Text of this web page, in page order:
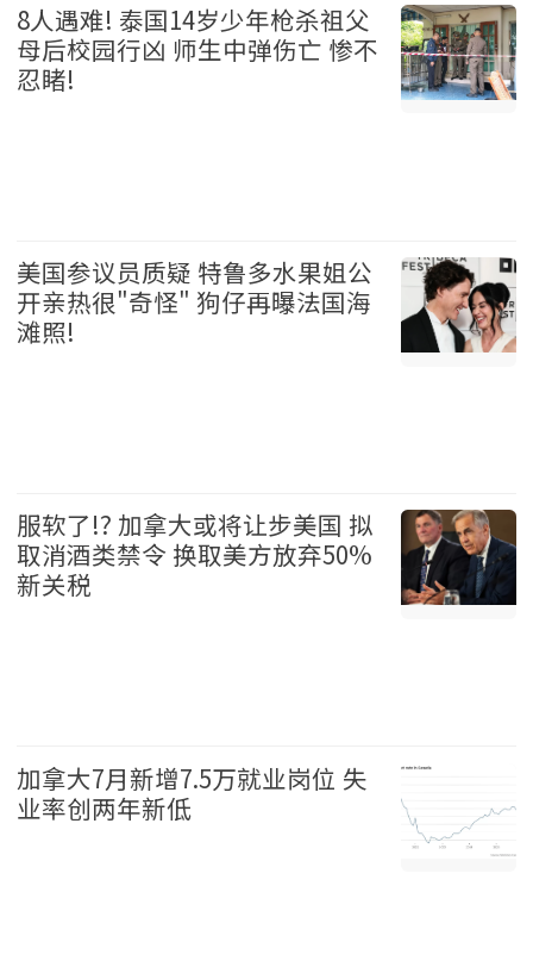
8人遇难! 泰国14岁少年枪杀祖父
母后校园行凶 师生中弹伤亡 惨不
忍睹!
美国参议员质疑 特鲁多水果姐公
开亲热很"奇怪" 狗仔再曝法国海
滩照!
服软了!? 加拿大或将让步美国 拟
取消酒类禁令 换取美方放弃50%
新关税
加拿大7月新增7.5万就业岗位 失
业率创两年新低